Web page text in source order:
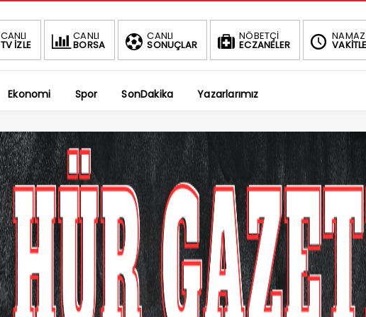
CANLI
TV İZLE
CANLI
BORSA
CANLI
SONUÇLAR
NÖBETÇİ
ECZANELER
NAMAZ
BIST
1.66%
Ekonomi Spor SonDakika Yazarlarımız